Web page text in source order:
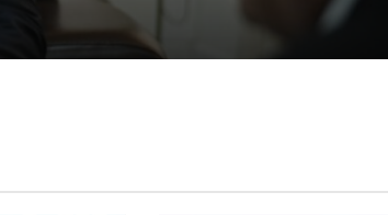
Kosova shpall “non grata” drejtorin e
Telekom Serbisë